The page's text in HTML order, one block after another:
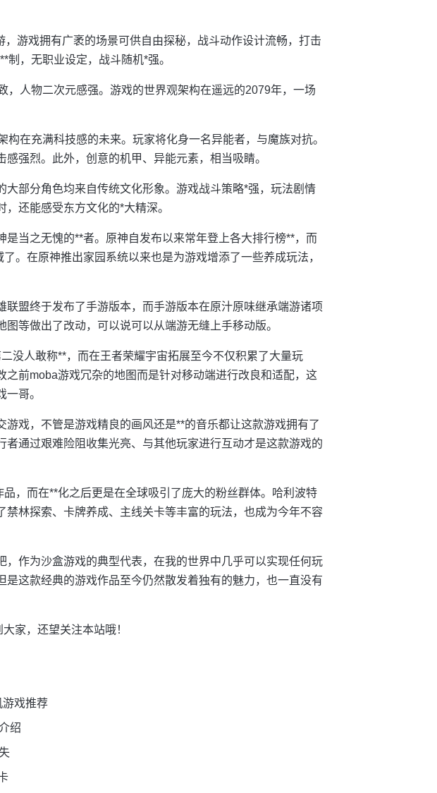
游戏拥有广袤的场景可供自由探秘，战斗动作设计流畅，打击
，无职业设定，战斗随机*强。
，人物二次元感强。游戏的世界观架构在遥远的2079年，一场
在充满科技感的未来。玩家将化身一名异能者，与魔族对抗。
强烈。此外，创意的机甲、异能元素，相当吸睛。
大部分角色均来自传统文化形象。游戏战斗策略*强，玩法剧情
还能感受东方文化的*大精深。
是当之无愧的**者。原神自发布以来常年登上各大排行榜**，而
。在原神推出家园系统以来也是为游戏增添了一些养成玩法，
联盟终于发布了手游版本，而手游版本在原汁原味继承端游诸项
等做出了改动，可以说可以从端游无缝上手移动版。
没人敢称**，而在王者荣耀宇宙拓展至今不仅积累了大量玩
之前moba游戏冗杂的地图而是针对移动端进行改良和适配，这
哥。
戏，不管是游戏精良的画风还是**的音乐都让这款游戏拥有了
通过艰难险阻收集光亮、与其他玩家进行互动才是这款游戏的
，而在**化之后更是在全球吸引了庞大的粉丝群体。哈利波特
禁林探索、卡牌养成、主线关卡等丰富的玩法，也成为今年不容
，作为沙盒游戏的典型代表，在我的世界中几乎可以实现任何玩
是这款经典的游戏作品至今仍然散发着独有的魅力，也一直没有
家，还望关注本站哦！
游戏推荐
绍